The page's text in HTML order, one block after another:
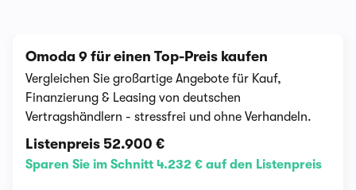
Omoda 9 für einen Top-Preis kaufen
Vergleichen Sie großartige Angebote für Kauf,
Finanzierung & Leasing von deutschen
Vertragshändlern - stressfrei und ohne Verhandeln.
Listenpreis 52.900 €
Sparen Sie im Schnitt 4.232 € auf den Listenpreis